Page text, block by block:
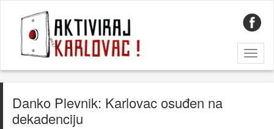
Danko Plevnik: Karlovac osuđen na
dekadenciju